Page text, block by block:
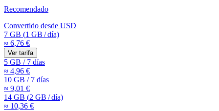
Recomendado
Convertido desde USD
7 GB (1 GB /día)
≈ 6,76 €
Ver tarifa
5 GB /7 días
≈ 4,96 €
10 GB /7 días
≈ 9,01 €
14 GB (2 GB /día)
≈ 10,36 €